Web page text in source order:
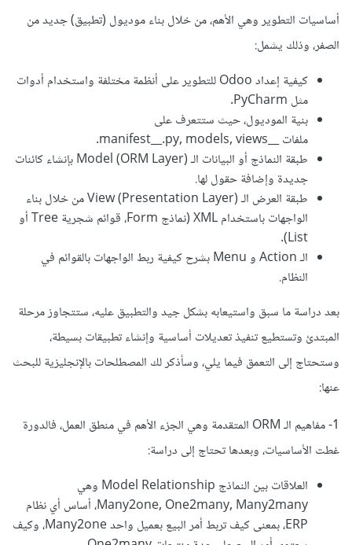
أساسيات التطوير وهي الأهم، من خلال بناء موديول (تطبيق) جديد من
الصفر، وذلك يشمل:
كيفية إعداد Odoo للتطوير على أنظمة مختلفة واستخدام أدوات
مثل PyCharm.
بنية الموديول، حيث ستتعرف على
ملفات __manifest__.py, models, views.
طبقة النماذج أو البيانات الـ Model (ORM Layer) بإنشاء كائنات
جديدة وإضافة حقول لها.
طبقة العرض الـ View (Presentation Layer) من خلال بناء
الواجهات باستخدام XML (نماذج Form، قوائم شجرية Tree أو
List).
الـ Action و Menu بشرح كيفية ربط الواجهات بالقوائم في
النظام.
بعد دراسة ما سبق واستيعابه بشكل جيد والتطبيق عليه، ستتجاوز مرحلة
المبتدئ وتستطيع تنفيذ تعديلات أساسية وإنشاء تطبيقات بسيطة،
وستحتاج إلى التعمق فيما يلي، وسأذكر لك المصطلحات بالإنجليزية للبحث
عنها:
1- مفاهيم الـ ORM المتقدمة وهي الجزء الأهم في منطق العمل، فالدورة
غطت الأساسيات، وبعدها تحتاج إلى دراسة:
العلاقات بين النماذج Model Relationship وهي
Many2one, One2many, Many2many، أساس أي نظام
ERP، بمعنى كيف تربط أمر البيع بعميل واحد Many2one، وكيف